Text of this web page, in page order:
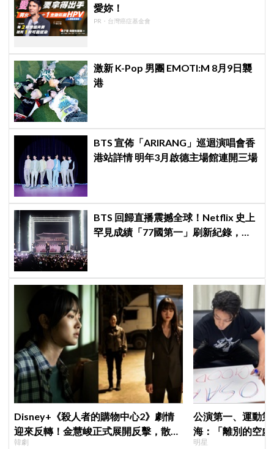
愛妳！
PR・台灣癌症基金會
激新 K-Pop 男團 EMOTI:M 8月9日襲
港
BTS 宣佈「ARIRANG」巡迴演唱會香
港站詳情 明年3月啟德主場館連開三場
BTS 回歸直播震撼全球！Netflix 史上
罕見成績「77國第一」刷新紀錄，用
Disney+《殺人者的購物中心2》劇情
迎來反轉！金慧峻正式展開反擊，散發
「叔叔李棟旭」般強大氣場
韓劇
公演第一、運動
海：「離別的空
見」
明星